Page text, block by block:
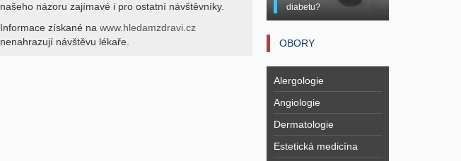
našeho názoru zajímavé i pro ostatní návštěvníky.
Informace získané na www.hledamzdravi.cz
nenahrazují návštěvu lékaře.
diabetu?
OBORY
Alergologie
Angiologie
Dermatologie
Estetická medicína